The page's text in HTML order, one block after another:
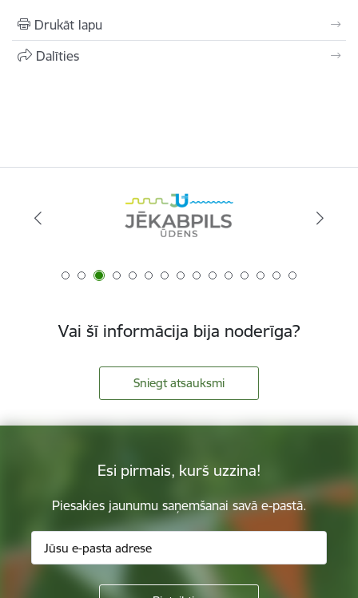
Drukāt lapu
Dalīties
Vai šī informācija bija noderīga?
Sniegt atsauksmi
Esi pirmais, kurš uzzina!
Piesakies jaunumu saņemšanai savā e-pastā.